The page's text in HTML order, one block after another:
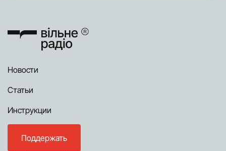
Новости
Статьи
Инструкции
Поддержать